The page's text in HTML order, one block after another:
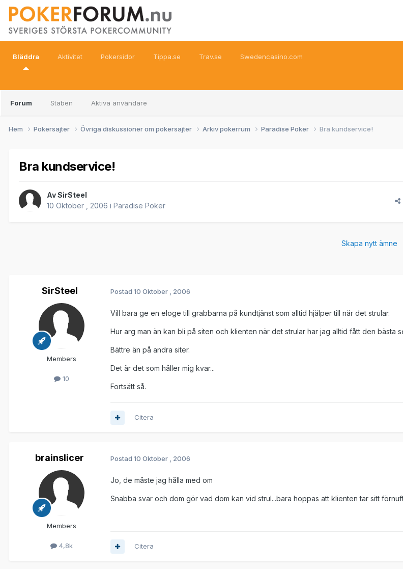
Bläddra
Forum Staben Aktiva användare
Aktivitet Pokersidor Tippa.se Trav.se Swedencasino.com
Hem Pokersajter Övriga diskussioner om pokersajter Arkiv pokerrum Paradise Poker Bra kundservice!
Bra kundservice!
AvSirSteel
10 Oktober , 2006 i Paradise Poker
Skapa nytt ämne
SirSteel
Members
10
Postad 10 Oktober , 2006
Vill bara ge en eloge till grabbarna på kundtjänst som alltid hjälper till när det strular.
Hur arg man än kan bli på siten och klienten när det strular har jag alltid fått den bästa
Bättre än på andra siter.
Det är det som håller mig kvar...
Fortsätt så.
Citera
brainslicer
Members
4,8k
Postad 10 Oktober , 2006
Jo, de måste jag hålla med om
Snabba svar och dom gör vad dom kan vid strul...bara hoppas att klienten tar sitt
Citera